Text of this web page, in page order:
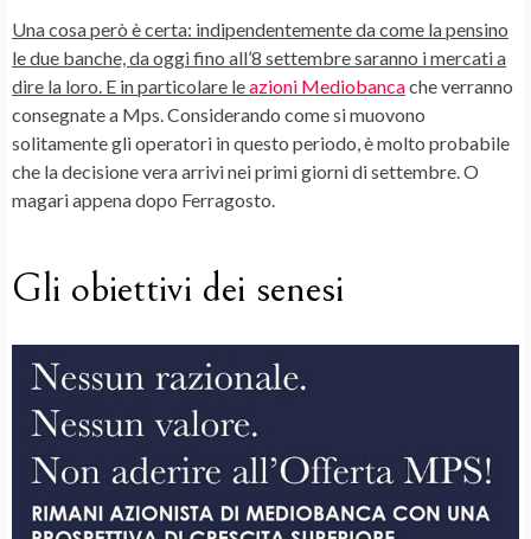
Una cosa però è certa: indipendentemente da come la pensino
le due banche, da oggi fino all’8 settembre saranno i mercati a
dire la loro. E in particolare leazioni Mediobancache verranno
consegnate a Mps. Considerando come si muovono
solitamente gli operatori in questo periodo, è molto probabile
che la decisione vera arrivi nei primi giorni di settembre. O
magari appena dopo Ferragosto.
Gli obiettivi dei senesi